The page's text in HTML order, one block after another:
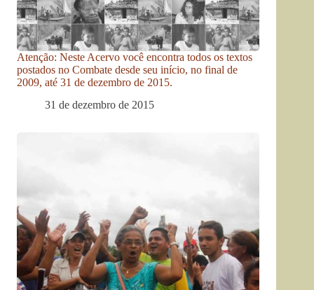
Atenção: Neste Acervo você encontra todos os textos
postados no Combate desde seu início, no final de
2009, até 31 de dezembro de 2015.
31 de dezembro de 2015